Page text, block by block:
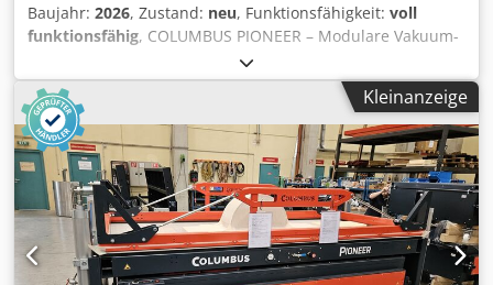
Baujahr: 2026, Zustand: neu, Funktionsfähigkeit: voll
funktionsfähig, COLUMBUS PIONEER – Modulare Vakuum-
& Membranpresse mit lebenslanger Garantie Die
COLUMBUS Pioneer ist die professionelle Lösung für
Tischlereien und holzverarbeitende Betriebe, die flexibel
produzieren und langfristig sicher investieren möchten.
Ideal für: * Furnieren * Formverleimen * Beschichten *
Thermoformen * Mineralwerkstoffe * gebogene
Werkstücke Ihre Vorteile: * modulares System – jederzeit
erweiterbar * lebenslange Garantie auf die
Maschinenstruktur Dsdpfszqtl Sjx Akvowa * massive
Industrie-Bauweise * Columbus 360° inklusive: Master
Kleinanzeige